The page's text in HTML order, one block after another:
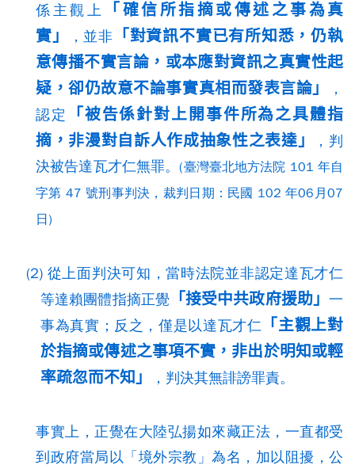
係主觀上
「確信所指摘或傳述之事為真
實」
，並非 「對資訊不實已有所知悉，仍執
意傳播不實言論，或本應對資訊之真實性起
疑，卻仍故意不論事實真相而發表言論」
，
認定
「被告係針對上開事件所為之具體指
摘，非漫對自訴人作成抽象性之表達」
，判
決被告達瓦才仁無罪。(臺灣臺北地方法院 101 年自
字第 47 號刑事判決，裁判日期：民國 102 年06月07
日)
(2) 從上面判決可知，當時法院並非認定達瓦才仁
等達賴團體指摘正覺「接受中共政府援助」一
事為真實；反之，僅是以達瓦才仁 「主觀上對
於指摘或傳述之事項不實，非出於明知或輕
率疏忽而不知」
，判決其無誹謗罪責。
事實上，正覺在大陸弘揚如來藏正法，一直都受
到政府當局以「境外宗教」為名，加以阻擾，公